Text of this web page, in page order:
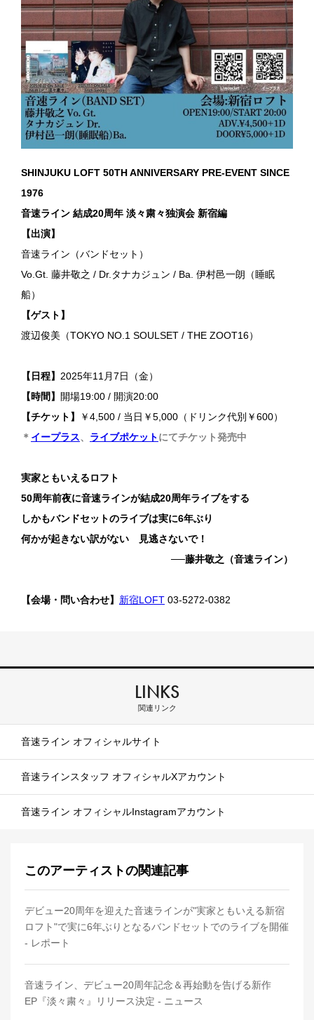
SHINJUKU LOFT 50TH ANNIVERSARY PRE-EVENT SINCE
1976
音速ライン 結成20周年 淡々粛々独演会 新宿編
【出演】
音速ライン（バンドセット）
Vo.Gt. 藤井敬之 / Dr.タナカジュン / Ba. 伊村邑一朗（睡眠
船）
【ゲスト】
渡辺俊美（TOKYO NO.1 SOULSET / THE ZOOT16）
【日程】 2025年11月7日（金）
【時間】 開場19:00 / 開演20:00
【チケット】
￥4,500 / 当日￥5,000（ドリンク代別￥600）
＊ イープラス、 ライブポケットにてチケット発売中
実家ともいえるロフト
50周年前夜に音速ラインが結成20周年ライブをする
しかもバンドセットのライブは実に6年ぶり
何かが起きない訳がない 見逃さないで！
──藤井敬之（音速ライン）
【会場・問い合わせ】 新宿LOFT 03-5272-0382
LINKS
関連リンク
音速ライン オフィシャルサイト
音速ラインスタッフ オフィシャルXアカウント
音速ライン オフィシャルInstagramアカウント
このアーティストの関連記事
デビュー20周年を迎えた音速ラインが"実家ともいえる新宿
ロフト"で実に6年ぶりとなるバンドセットでのライブを開催
- レポート
音速ライン、デビュー20周年記念＆再始動を告げる新作
EP『淡々粛々』リリース決定 - ニュース